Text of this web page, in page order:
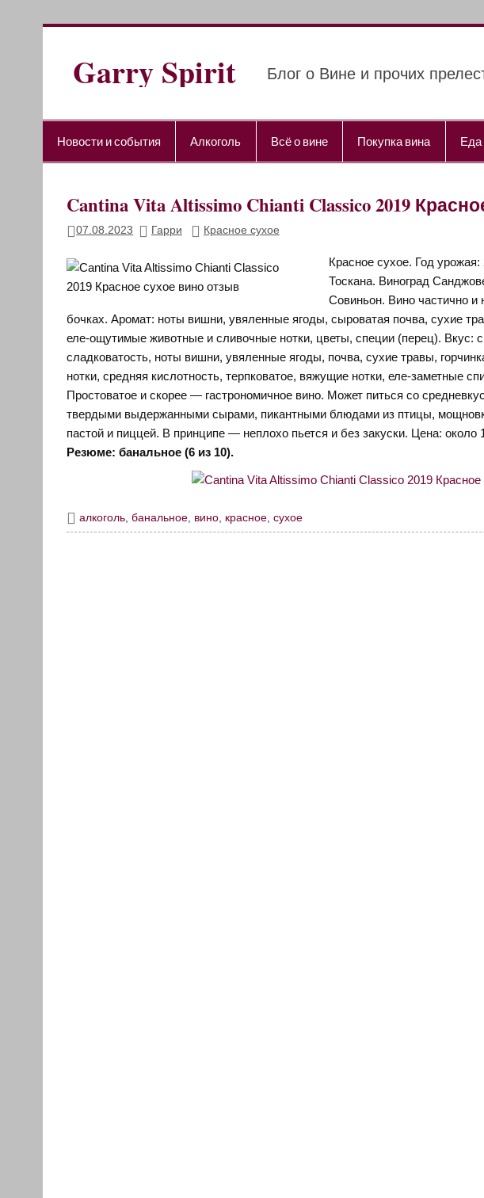
Перейти
Garry Spirit Блог о Вине и прочих
Новости и события Алкоголь Всё о вине Покупка вина Еда
Cantina Vita Altissimo Chianti Classico 2019
07.08.2023 Гарри Красное сухое
Красное сухое. Год
Тоскана. Виноград
Совиньон. Вино частично
бочках. Аромат: ноты вишни, увяленные ягоды, сыроватая почва, сухие
еле-ощутимые животные и сливочные нотки, цветы, специи (перец). Вкус:
сладковатость, ноты вишни, увяленные ягоды, почва, сухие травы,
нотки, средняя кислотность, терпковатое, вяжущие нотки, еле-заметные
Простоватое и скорее — гастрономичное вино. Может питься со
твердыми выдержанными сырами, пикантными блюдами из птицы,
пастой и пиццей. В принципе — неплохо пьется и без закуски. Цена: около
Резюме: банальное (6 из 10).
алкоголь ,банальное вино красное ,сухое